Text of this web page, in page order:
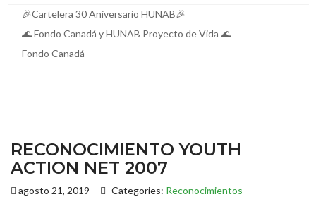
🎉Cartelera 30 Aniversario HUNAB🎉
🌊 Fondo Canadá y HUNAB Proyecto de Vida 🌊
Fondo Canadá
RECONOCIMIENTO YOUTH
ACTION NET 2007
agosto 21, 2019 Categories: Reconocimientos